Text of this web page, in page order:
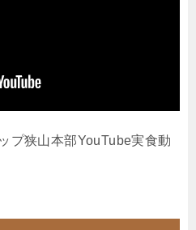
プ狭山本部YouTube実食動